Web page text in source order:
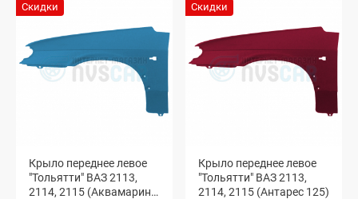
Скидки
Крыло переднее левое
"Тольятти" ВАЗ 2113,
2114, 2115 (Аквамарин
Скидки
Крыло переднее левое
"Тольятти" ВАЗ 2113,
2114, 2115 (Антарес 125)